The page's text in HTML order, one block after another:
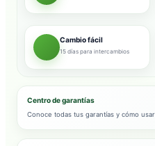
Cambio fácil
15 días para intercambios
Centro de garantías
Conoce todas tus garantías y cómo